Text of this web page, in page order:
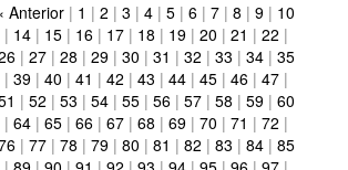
Anterior | 1 | 2 | 3 | 4 | 5 | 6 | 7 | 8 | 9 | 10
| 14 | 15 | 16 | 17 | 18 | 19 | 20 | 21 | 22 |
| 27 | 28 | 29 | 30 | 31 | 32 | 33 | 34 | 35
| 39 | 40 | 41 | 42 | 43 | 44 | 45 | 46 | 47 |
| 52 | 53 | 54 | 55 | 56 | 57 | 58 | 59 | 60
| 64 | 65 | 66 | 67 | 68 | 69 | 70 | 71 | 72 |
| 77 | 78 | 79 | 80 | 81 | 82 | 83 | 84 | 85